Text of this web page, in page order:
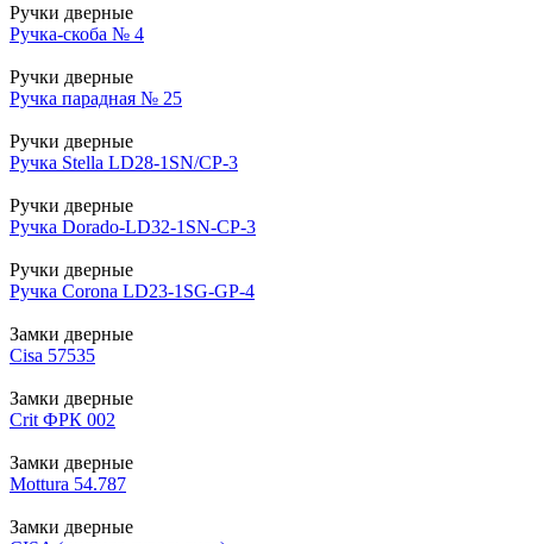
Ручки дверные
Ручка-скоба № 4
Ручки дверные
Ручка парадная № 25
Ручки дверные
Ручка Stella LD28-1SN/CP-3
Ручки дверные
Ручка Dorado-LD32-1SN-CP-3
Ручки дверные
Ручка Corona LD23-1SG-GP-4
Замки дверные
Cisa 57535
Замки дверные
Crit ФРК 002
Замки дверные
Mottura 54.787
Замки дверные